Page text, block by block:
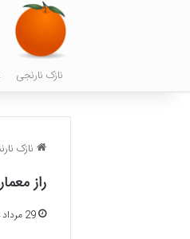
نازک نارنجی
نازک
راز
29 مرداد 1404